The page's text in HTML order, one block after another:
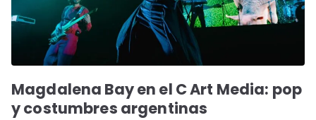
Magdalena Bay en el C Art Media: pop
y costumbres argentinas